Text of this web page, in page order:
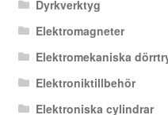
Dyrkverktyg
Elektromagneter
Elektromekaniska
Elektroniktillbehör
Elektroniska cylindrar